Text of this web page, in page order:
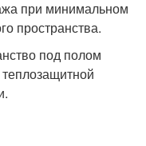
при минимальном
пространства.
под полом